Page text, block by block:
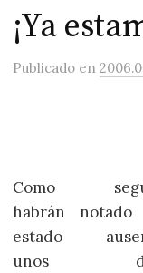
¡Ya
Publicado en
Como
habrán notado
estado
unos